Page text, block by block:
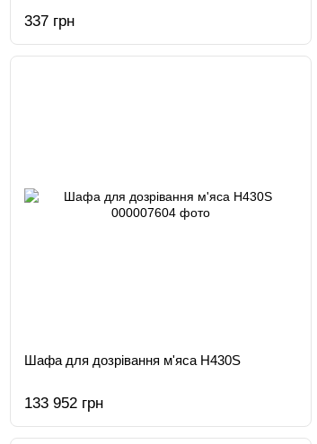
337 грн
Шафа для дозрівання м'яса H430S
133 952 грн